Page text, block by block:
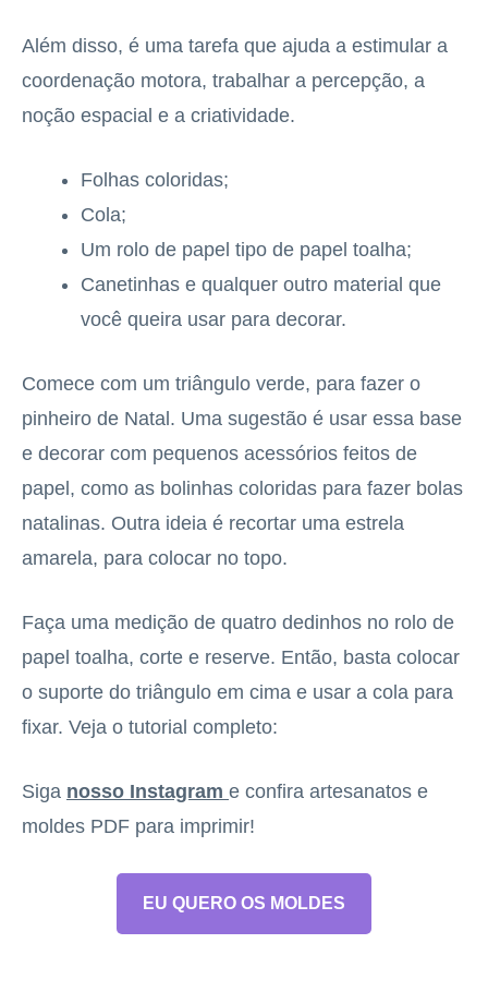
Além disso, é uma tarefa que ajuda a estimular a
coordenação motora, trabalhar a percepção, a
noção espacial e a criatividade.
Folhas coloridas;
Cola;
Um rolo de papel tipo de papel toalha;
Canetinhas e qualquer outro material que
você queira usar para decorar.
Comece com um triângulo verde, para fazer o
pinheiro de Natal. Uma sugestão é usar essa base
e decorar com pequenos acessórios feitos de
papel, como as bolinhas coloridas para fazer bolas
natalinas. Outra ideia é recortar uma estrela
amarela, para colocar no topo.
Faça uma medição de quatro dedinhos no rolo de
papel toalha, corte e reserve. Então, basta colocar
o suporte do triângulo em cima e usar a cola para
fixar. Veja o tutorial completo:
Siga nosso Instagram e confira artesanatos e
moldes PDF para imprimir!
EU QUERO OS MOLDES